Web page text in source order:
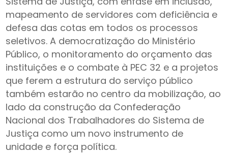
mapeamento de servidores com deficiência e
defesa das cotas em todos os processos
seletivos. A democratização do Ministério
Público, o monitoramento do orçamento das
instituições e o combate à PEC 32 e a projetos
que ferem a estrutura do serviço público
também estarão no centro da mobilização, ao
lado da construção da Confederação
Nacional dos Trabalhadores do Sistema de
Justiça como um novo instrumento de
unidade e força política.